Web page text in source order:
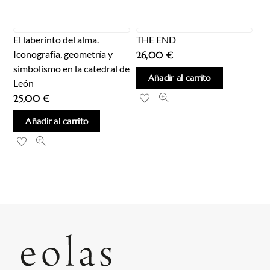
El laberinto del alma.
Iconografía, geometría y
simbolismo en la catedral de
León
25,00€
Añadir al carrito
THE END
26,00 €
Añadir al carrito